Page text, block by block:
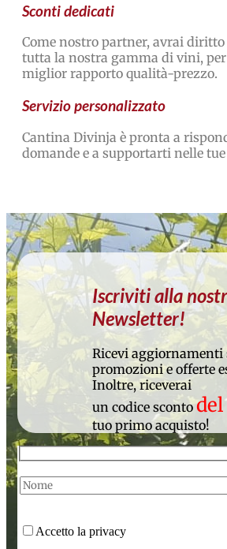
Sconti dedicati​
Come nostro partner, avrai
tutta la nostra gamma di vini,
miglior rapporto qualità-prezzo.​
Servizio personalizzato​
Cantina Divinja è pronta a
domande e a supportarti nelle tue
Iscriviti alla
Newsletter!
Ricevi aggiornamenti
promozioni e offerte
Inoltre, riceverai
un codice scontodel
tuo primo acquisto!
Accetto la privacy